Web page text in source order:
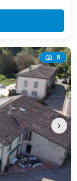
6
›